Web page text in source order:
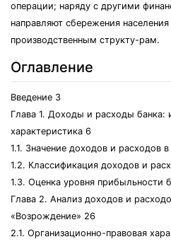
операции; наряду с другими
направляют сбережения
производственным структу-рам.
Оглавление
Введение 3
Глава 1. Доходы и расходы банка:
характеристика 6
1.1. Значение доходов и расходов
1.2. Классификация доходов и
1.3. Оценка уровня прибыльности
Глава 2. Анализ доходов и
«Возрождение» 26
2.1. Организационно-правовая